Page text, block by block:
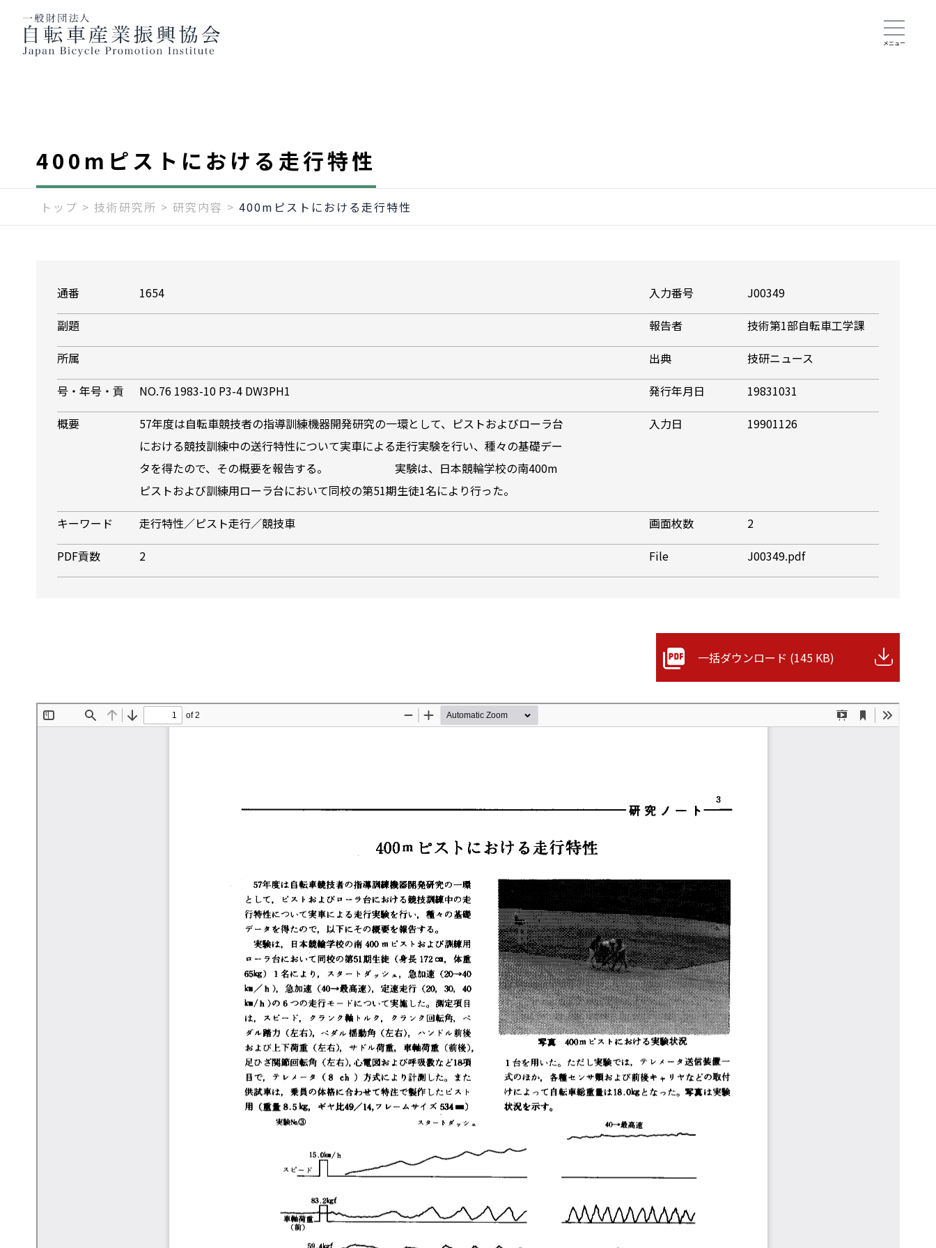
400mピストにおける走行特性
トップ > 技術研究所 > 研究内容 > 400mピストにおける走行特性
通番 1654 入力番号
J00349
副題
報告者
技術第1部自転車工学課
所属
出典
技研ニュース
号・年号・貢
NO.76 1983-10 P3-4 DW3PH1 発行年月日
19831031
概要
57年度は自転車競技者の指導訓練機器開発研究の一環として、ピストおよびローラ台
における競技訓練中の送行特性について実車による走行実験を行い、種々の基礎デー
タを得たので、その概要を報告する。 実験は、日本競輪学校の南400m
ピストおよび訓練用ローラ台において同校の第51期生徒1名により行った。
入力日 19901126
キーワード 走行特性／ピスト走行／競技車 画面枚数
2
PDF貢数
2 File J00349.pdf
一括ダウンロード (145 KB)